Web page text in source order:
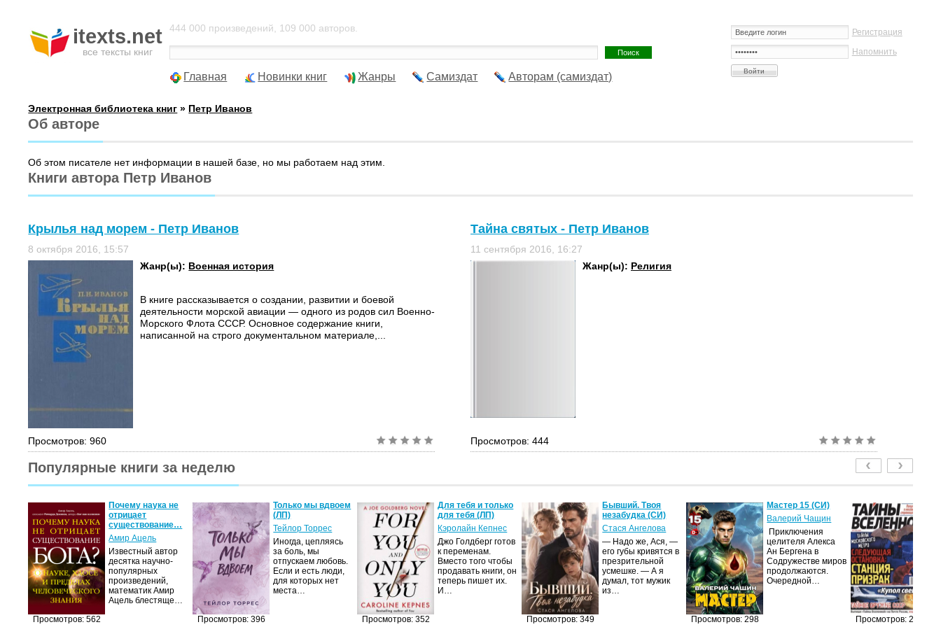
itexts.net
все тексты книг
Регистрация
Напомнить
444 000 произведений, 109 000 авторов.
Главная Новинки книг Жанры Самиздат Авторам (самиздат)
Электронная библиотека книг » Петр Иванов
Об авторе
Об этом писателе нет информации в нашей базе, но мы работаем над этим.
Книги автора Петр Иванов
Крылья над морем - Петр Иванов
8 октября 2016, 15:57
Жанр(ы): Военная история
В книге рассказывается о создании, развитии и боевой
деятельности морской авиации — одного из родов сил Военно-
Морского Флота СССР. Основное содержание книги,
написанной на строго документальном материале,...
Просмотров: 960
Тайна святых - Петр Иванов
11 сентября 2016, 16:27
Жанр(ы): Религия
Просмотров: 444
Популярные книги за неделю
Просмотров: 562
Почему наука не
отрицает
существование…
Амир Ацель
Известный автор
десятка научно-
популярных
произведений,
математик Амир
Ацель блестяще…
Просмотров: 396
Только мы вдвоем
(ЛП)
Тейлор Торрес
Иногда, цепляясь
за боль, мы
отпускаем любовь.
Если и есть люди,
для которых нет
места…
Просмотров: 352
Для тебя и только
для тебя (ЛП)
Кэролайн Кепнес
Джо Голдберг готов
к переменам.
Вместо того чтобы
продавать книги, он
теперь пишет их.
И…
Просмотров: 349
Бывший. Твоя
незабудка (СИ)
Стася Ангелова
— Надо же, Ася, —
его губы кривятся в
презрительной
усмешке. — А я
думал, тот мужик
из…
Просмотров: 298
Мастер 15 (СИ)
Валерий Чащин
Приключения
целителя Алекса
Ан Бергена в
Содружестве миров
продолжаются.
Очередной…
Просмотров: 264